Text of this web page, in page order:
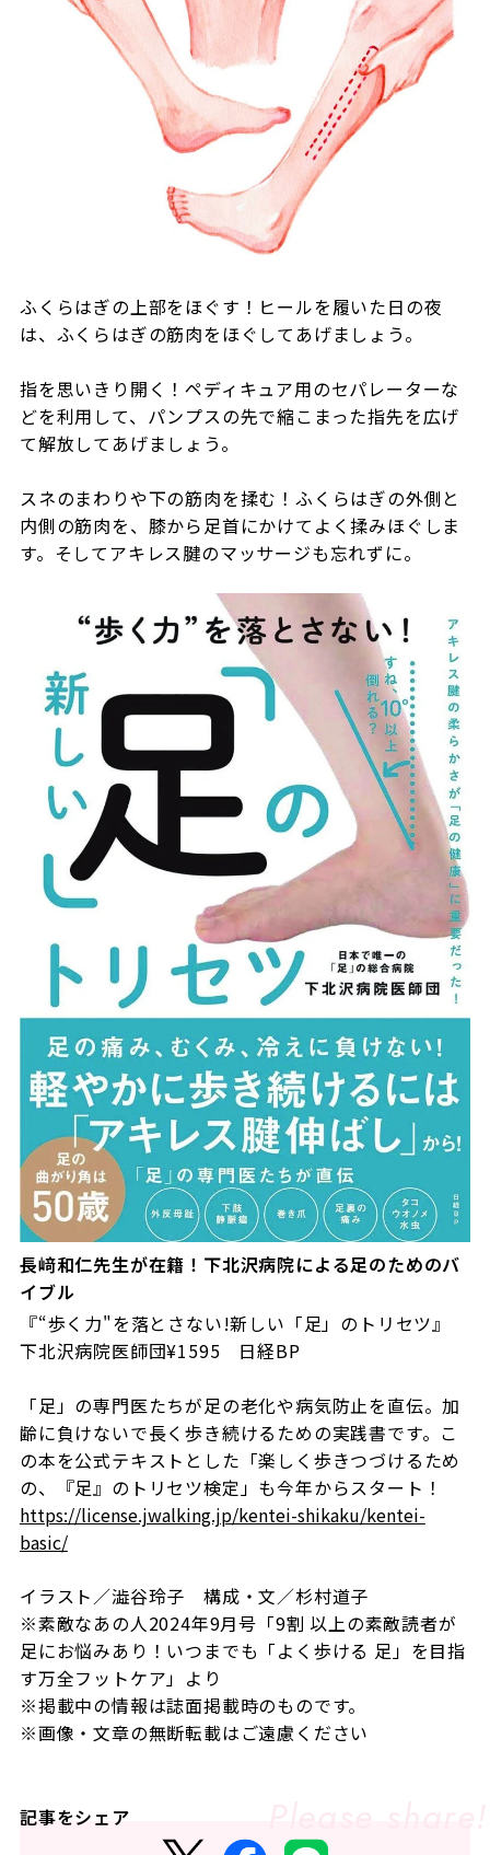
ふくらはぎの上部をほぐす！ヒールを履いた日の夜
は、ふくらはぎの筋肉をほぐしてあげましょう。
指を思いきり開く！ペディキュア用のセパレーターな
どを利用して、パンプスの先で縮こまった指先を広げ
て解放してあげましょう。
スネのまわりや下の筋肉を揉む！ふくらはぎの外側と
内側の筋肉を、膝から足首にかけてよく揉みほぐしま
す。そしてアキレス腱のマッサージも忘れずに。
長﨑和仁先生が在籍！下北沢病院による足のためのバ
イブル
『“歩く力"を落とさない!新しい「足」のトリセツ』
下北沢病院医師団¥1595 日経BP
「足」の専門医たちが足の老化や病気防止を直伝。加
齢に負けないで長く歩き続けるための実践書です。こ
の本を公式テキストとした「楽しく歩きつづけるため
の、『足』のトリセツ検定」も今年からスタート！
https://license.jwalking.jp/kentei-shikaku/kentei-
basic/
イラスト／澁谷玲子 構成・文／杉村道子
※素敵なあの人2024年9月号「9割 以上の素敵読者が
足にお悩みあり！いつまでも「よく歩ける 足」を目指
す万全フットケア」より
※掲載中の情報は誌面掲載時のものです。
※画像・文章の無断転載はご遠慮ください
記事をシェア